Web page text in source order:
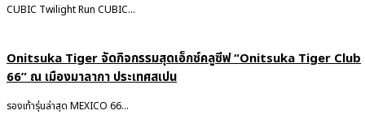
CUBIC Twilight Run CUBIC...
Onitsuka Tiger จัดกิจกรรมสุดเอ็กซ์คลูซีฟ “Onitsuka Tiger Club
66” ณ เมืองมาลากา ประเทศสเปน
รองเท้ารุ่นล่าสุด MEXICO 66...